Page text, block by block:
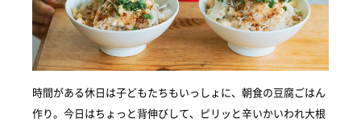
時間がある休日は子どもたちもいっしょに、朝食の豆腐ごはん
作り。今日はちょっと背伸びして、ピリッと辛いかいわれ大根